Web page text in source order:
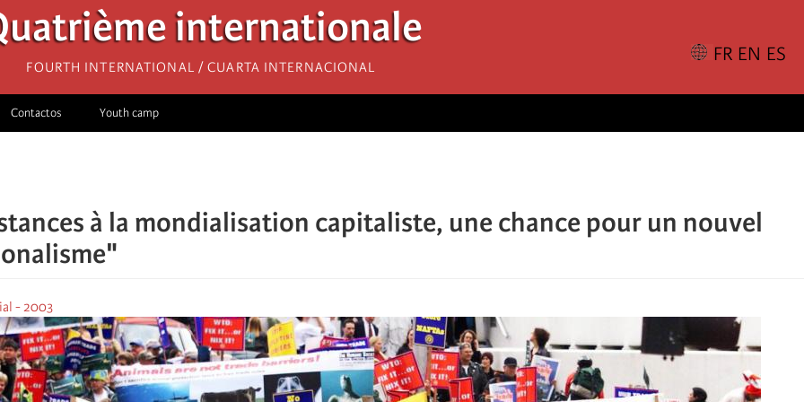
internationale
Fourth International / Cuarta Internacional
Contactos Youth camp
à la mondialisation capitaliste, une chance pour un nouvel
- 2003